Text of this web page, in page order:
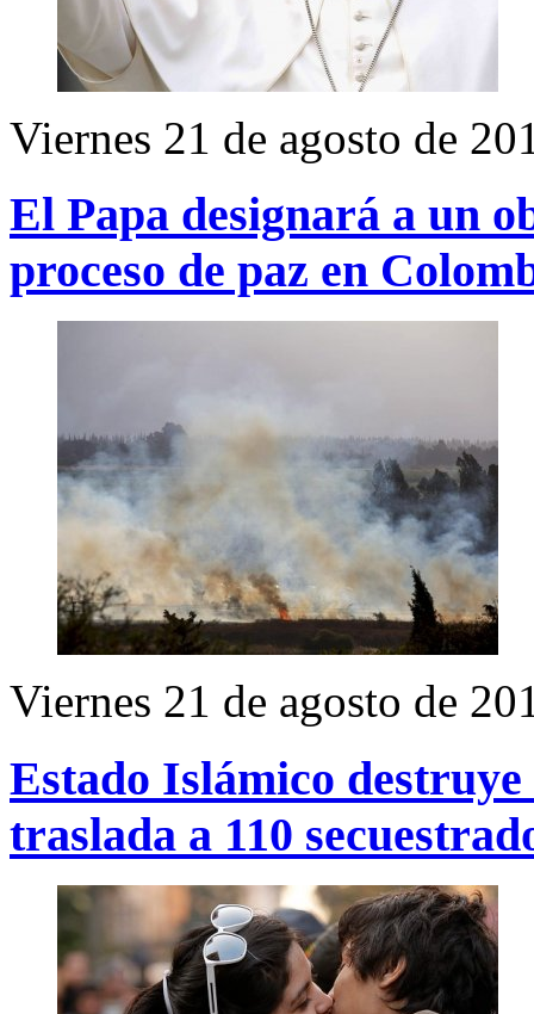
Viernes 21 de agosto de
El Papa designará a un
proceso de paz en
Viernes 21 de agosto de
Estado Islámico
traslada a 110